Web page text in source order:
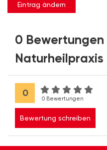
Eintrag ändern
0 Bewertungen
Naturheilpraxis
0
0 Bewertungen
Bewertung schreiben